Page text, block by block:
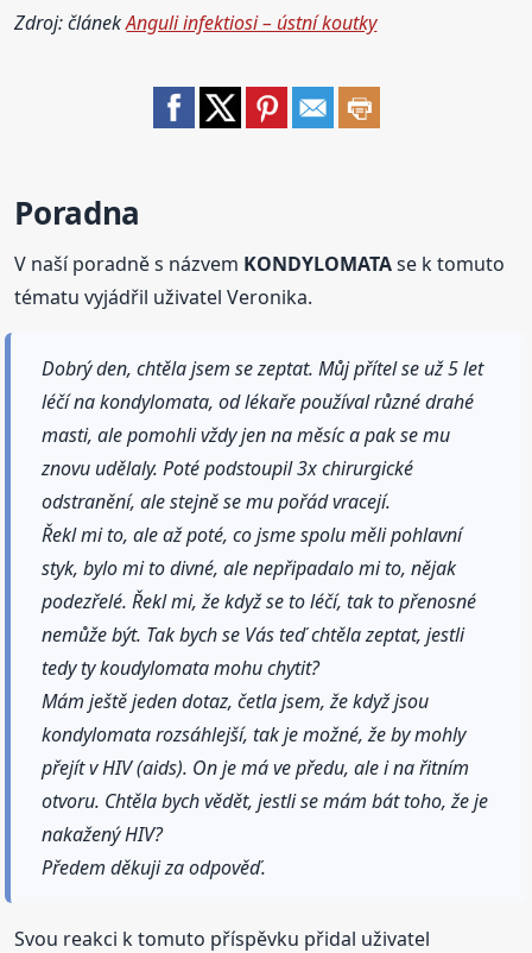
Zdroj: článekAnguli infektiosi – ústní koutky
Poradna
V naší poradně s názvem KONDYLOMATAse k tomuto
tématu vyjádřil uživatel Veronika.
Dobrý den, chtěla jsem se zeptat. Můj přítel se už 5 let
léčí na kondylomata, od lékaře používal různé drahé
masti, ale pomohli vždy jen na měsíc a pak se mu
znovu udělaly. Poté podstoupil 3x chirurgické
odstranění, ale stejně se mu pořád vracejí.
Řekl mi to, ale až poté, co jsme spolu měli pohlavní
styk, bylo mi to divné, ale nepřipadalo mi to, nějak
podezřelé. Řekl mi, že když se to léčí, tak to přenosné
nemůže být. Tak bych se Vás teď chtěla zeptat, jestli
tedy ty koudylomata mohu chytit?
Mám ještě jeden dotaz, četla jsem, že když jsou
kondylomata rozsáhlejší, tak je možné, že by mohly
přejít v HIV (aids). On je má ve předu, ale i na řitním
otvoru. Chtěla bych vědět, jestli se mám bát toho, že je
nakažený HIV?
Předem děkuji za odpověď.
Svou reakci k tomuto příspěvku přidal uživatel